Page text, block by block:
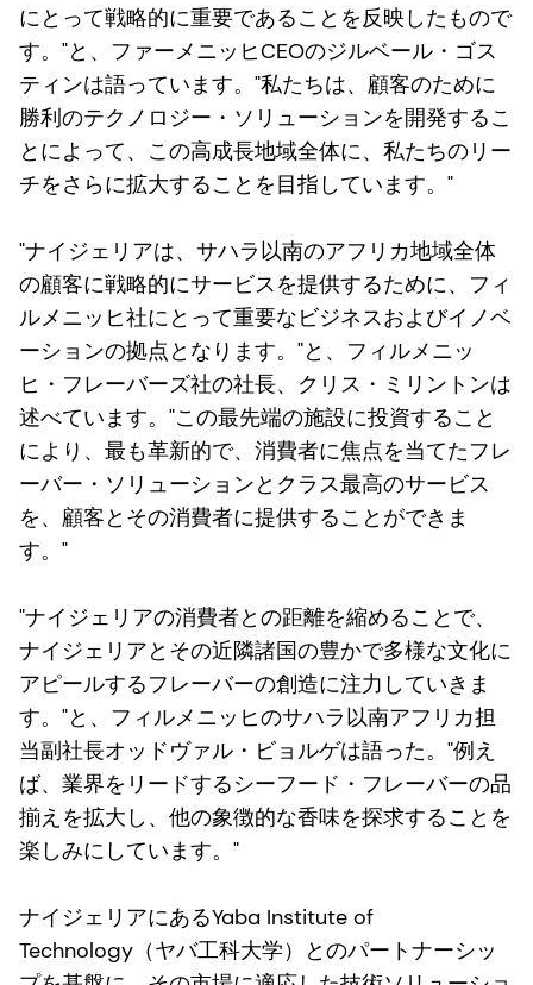
にとって戦略的に重要であることを反映したもので
す。"と、ファーメニッヒCEOのジルベール・ゴス
ティンは語っています。"私たちは、顧客のために
勝利のテクノロジー・ソリューションを開発するこ
とによって、この高成長地域全体に、私たちのリー
チをさらに拡大することを目指しています。"
"ナイジェリアは、サハラ以南のアフリカ地域全体
の顧客に戦略的にサービスを提供するために、フィ
ルメニッヒ社にとって重要なビジネスおよびイノベ
ーションの拠点となります。"と、フィルメニッ
ヒ・フレーバーズ社の社長、クリス・ミリントンは
述べています。"この最先端の施設に投資すること
により、最も革新的で、消費者に焦点を当てたフレ
ーバー・ソリューションとクラス最高のサービス
を、顧客とその消費者に提供することができま
す。"
"ナイジェリアの消費者との距離を縮めることで、
ナイジェリアとその近隣諸国の豊かで多様な文化に
アピールするフレーバーの創造に注力していきま
す。"と、フィルメニッヒのサハラ以南アフリカ担
当副社長オッドヴァル・ビョルゲは語った。"例え
ば、業界をリードするシーフード・フレーバーの品
揃えを拡大し、他の象徴的な香味を探求することを
楽しみにしています。"
ナイジェリアにあるYaba Institute of
Technology（ヤバ工科大学）とのパートナーシッ